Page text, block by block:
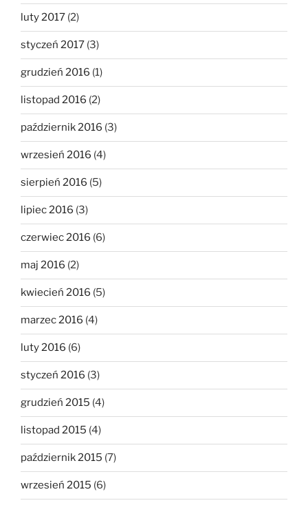
luty 2017 (2)
styczeń 2017 (3)
grudzień 2016 (1)
listopad 2016 (2)
październik 2016 (3)
wrzesień 2016 (4)
sierpień 2016 (5)
lipiec 2016 (3)
czerwiec 2016 (6)
maj 2016 (2)
kwiecień 2016 (5)
marzec 2016 (4)
luty 2016 (6)
styczeń 2016 (3)
grudzień 2015 (4)
listopad 2015 (4)
październik 2015 (7)
wrzesień 2015 (6)